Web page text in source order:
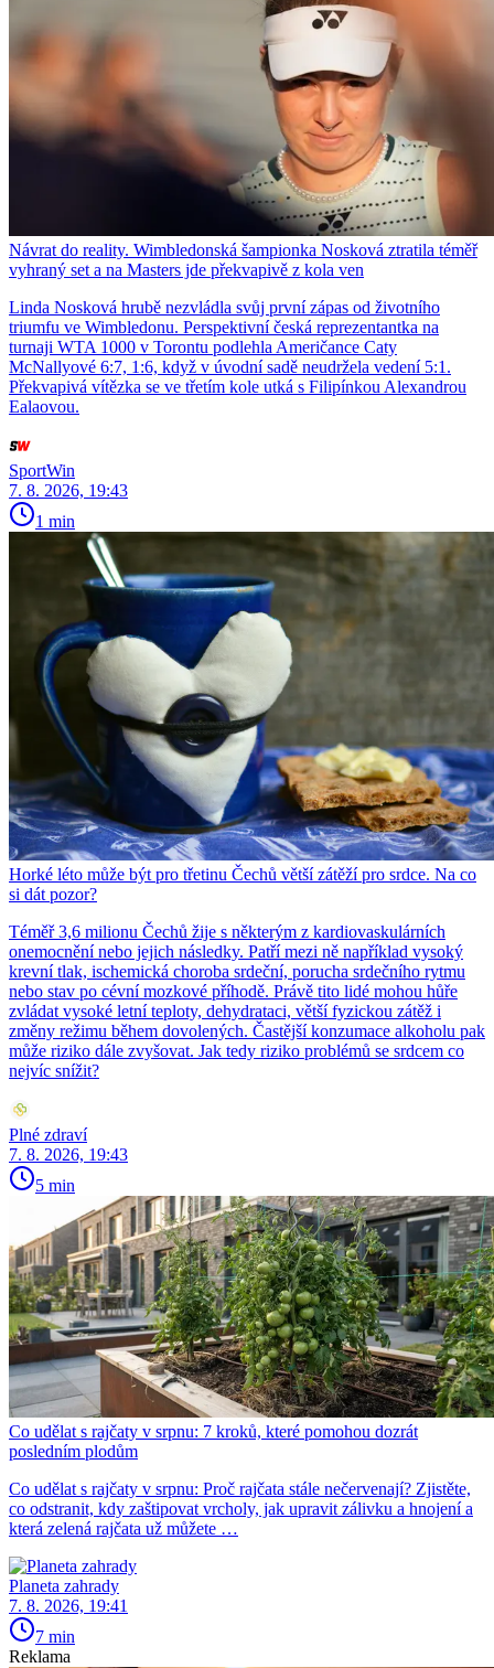
Návrat do reality. Wimbledonská šampionka Nosková ztratila téměř
vyhraný set a na Masters jde překvapivě z kola ven
Linda Nosková hrubě nezvládla svůj první zápas od životního
triumfu ve Wimbledonu. Perspektivní česká reprezentantka na
turnaji WTA 1000 v Torontu podlehla Američance Caty
McNallyové 6:7, 1:6, když v úvodní sadě neudržela vedení 5:1.
Překvapivá vítězka se ve třetím kole utká s Filipínkou Alexandrou
Ealaovou.
SportWin
7. 8. 2026, 19:43
1 min
Horké léto může být pro třetinu Čechů větší zátěží pro srdce. Na co
si dát pozor?
Téměř 3,6 milionu Čechů žije s některým z kardiovaskulárních
onemocnění nebo jejich následky. Patří mezi ně například vysoký
krevní tlak, ischemická choroba srdeční, porucha srdečního rytmu
nebo stav po cévní mozkové příhodě. Právě tito lidé mohou hůře
zvládat vysoké letní teploty, dehydrataci, větší fyzickou zátěž i
změny režimu během dovolených. Častější konzumace alkoholu pak
může riziko dále zvyšovat. Jak tedy riziko problémů se srdcem co
nejvíc snížit?
Plné zdraví
7. 8. 2026, 19:43
5 min
Co udělat s rajčaty v srpnu: 7 kroků, které pomohou dozrát
posledním plodům
Co udělat s rajčaty v srpnu: Proč rajčata stále nečervenají? Zjistěte,
co odstranit, kdy zaštipovat vrcholy, jak upravit zálivku a hnojení a
která zelená rajčata už můžete …
Planeta zahrady
7. 8. 2026, 19:41
7 min
Reklama